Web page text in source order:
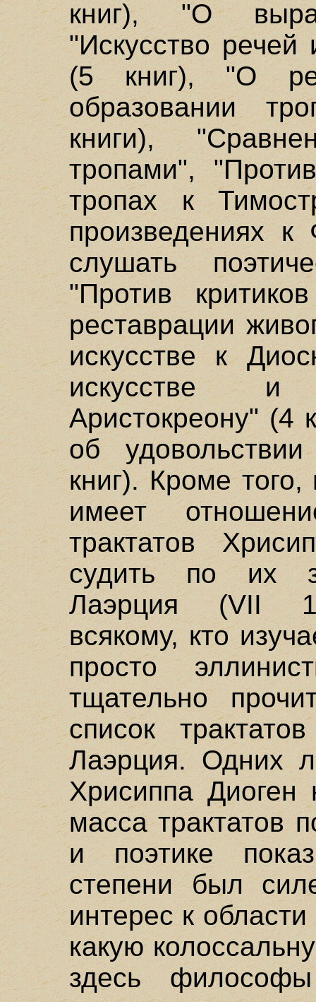
книг), "О
"Искусство речей
(5 книг), "О
образовании
книги),
тропами",
тропах к
произведениях
слушать
"Против
реставрации
искусстве к
искусстве и
Аристокреону" (4
об
книг). Кроме
имеет
трактатов
судить по их
Лаэрция (VII
всякому, кто
просто
тщательно
список
Лаэрция. Одних
Хрисиппа Диоген
масса трактатов
и поэтике
степени был
интерес к
какую
здесь